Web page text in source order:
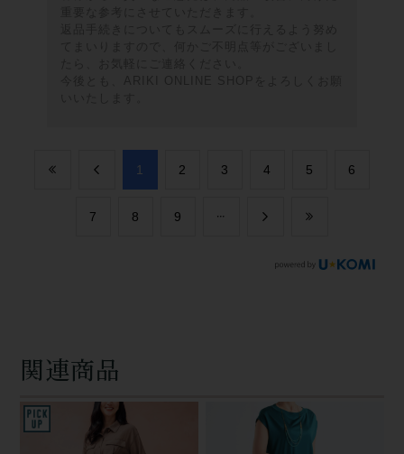
​1 ​2 ​3 ​4 ​5 ​6
​7 ​8 ​9
関連商品